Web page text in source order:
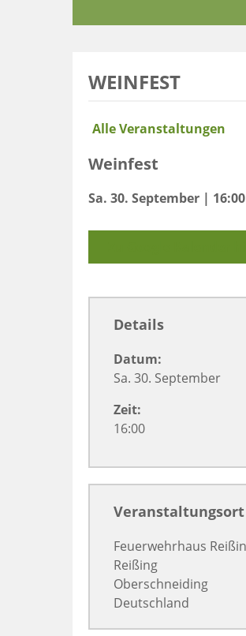
WEINFEST
Alle Veranstaltungen
Weinfest
Sa. 30. September | 16:00
Details
Datum:
Sa. 30. September
Zeit:
16:00
Veranstaltungsort
Feuerwehrhaus
Reißing
Oberschneiding
Deutschland